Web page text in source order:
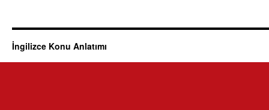
İngilizce Konu Anlatımı